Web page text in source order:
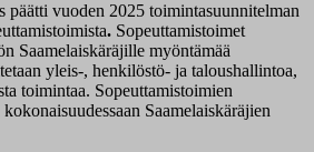
päätti vuoden 2025 toimintasuunnitelman
. Sopeuttamistoimet
Saamelaiskäräjille myöntämää
yleis-, henkilöstö- ja taloushallintoa,
toimintaa. Sopeuttamistoimien
Saamelaiskäräjien